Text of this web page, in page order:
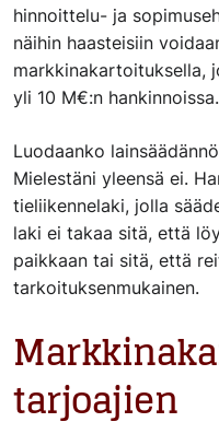
hinnoittelu- ja
näihin haasteisiin
markkinakartoituksella,
yli 10 M€:n hankinnoissa.
Luodaanko
Mielestäni yleensä ei.
tieliikennelaki, jolla
laki ei takaa sitä, että
paikkaan tai sitä, että
tarkoituksenmukainen.
tarjoajien